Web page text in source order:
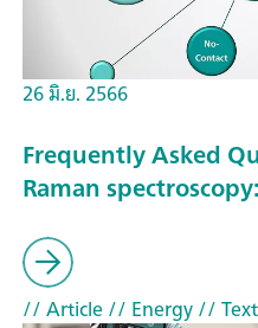
26 มิ.ย. 2566
Frequently Asked
Raman
// Article// Energy//